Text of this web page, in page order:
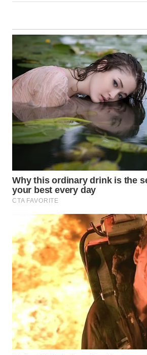
LAWAS
WN
SUMEDANG
WN
CIANJUR
WN
KEPULAUAN
WN
TANGERANG
WN
BINJAI
WN
CIREBON
WN
INDRAMAYU
WN
KUNINGAN